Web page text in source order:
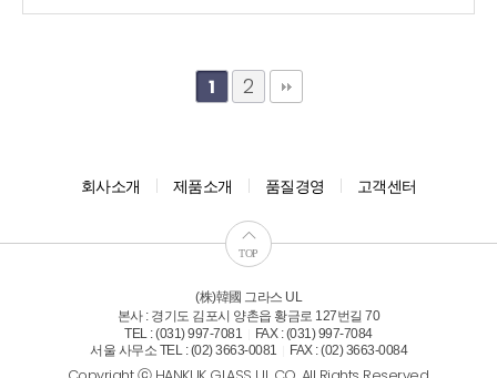
1 2
회사소개 제품소개 품질경영 고객센터
TOP
(株)韓國 그라스 UL
본사 : 경기도 김포시 양촌읍 황금로 127번길 70
TEL : (031) 997-7081
FAX : (031) 997-7084
서울 사무소 TEL : (02) 3663-0081
FAX : (02) 3663-0084